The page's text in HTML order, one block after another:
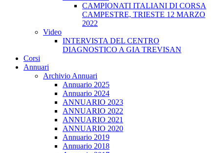
CAMPIONATI ITALIANI DI CORSA
CAMPESTRE, TRIESTE 12 MARZO
2022
Video
INTERVISTA DEL CENTRO
DIAGNOSTICO A GIA TREVISAN
Corsi
Annuari
Archivio Annuari
Annuario 2025
Annuario 2024
ANNUARIO 2023
ANNUARIO 2022
ANNUARIO 2021
ANNUARIO 2020
Annuario 2019
Annuario 2018